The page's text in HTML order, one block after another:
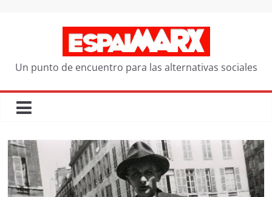
Un punto de encuentro para las alternativas sociales